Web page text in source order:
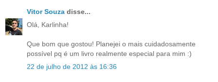
Vitor Souza disse...
Olá, Karlinha!
Que bom que gostou! Planejei o mais cuidadosamente
possível pq é um livro realmente especial para mim :)
22 de julho de 2012 às 16:36